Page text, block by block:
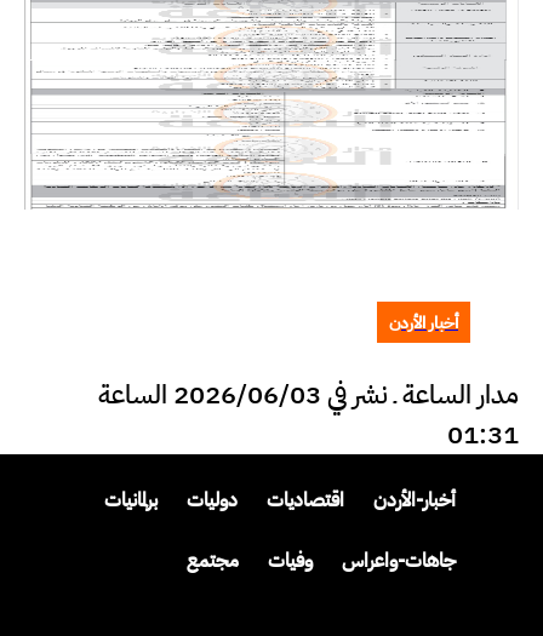
أخبار الأردن
مدار الساعة ـ نشر في 2026/06/03 الساعة
01:31
أخبار-الأردن اقتصاديات دوليات برلمانيات
جاهات-واعراس وفيات مجتمع